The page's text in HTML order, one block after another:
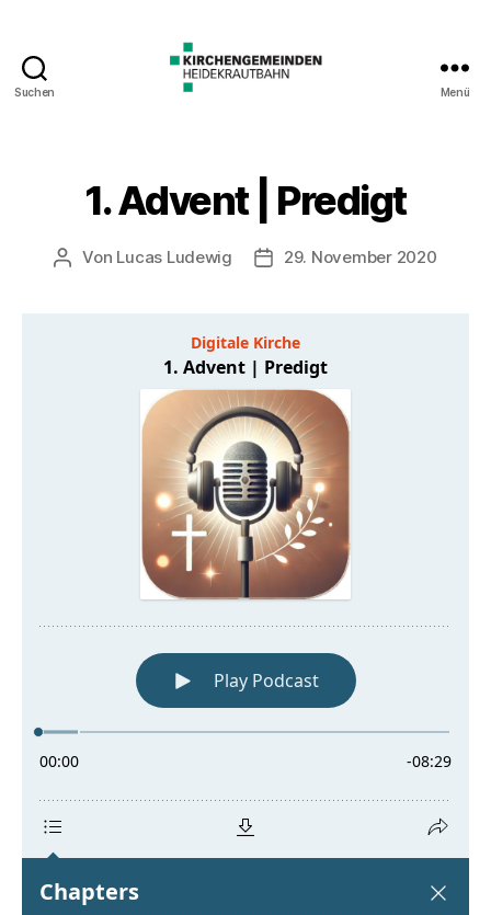
Suchen Menü
1. Advent | Predigt
Beitragsautor
Von Lucas Ludewig Veröffentlichungsdatum
29. November 2020